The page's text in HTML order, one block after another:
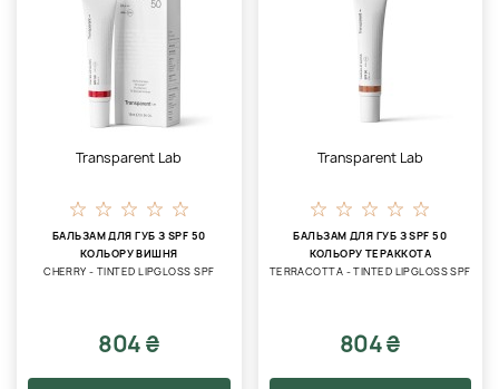
Transparent Lab
БАЛЬЗАМ ДЛЯ ГУБ З SPF 50
КОЛЬОРУ ВИШНЯ
CHERRY - TINTED LIPGLOSS SPF
804 ₴
Transparent Lab
БАЛЬЗАМ ДЛЯ ГУБ З SPF 50
КОЛЬОРУ ТЕРАККОТА
TERRACOTTA - TINTED LIPGLOSS SPF
804 ₴